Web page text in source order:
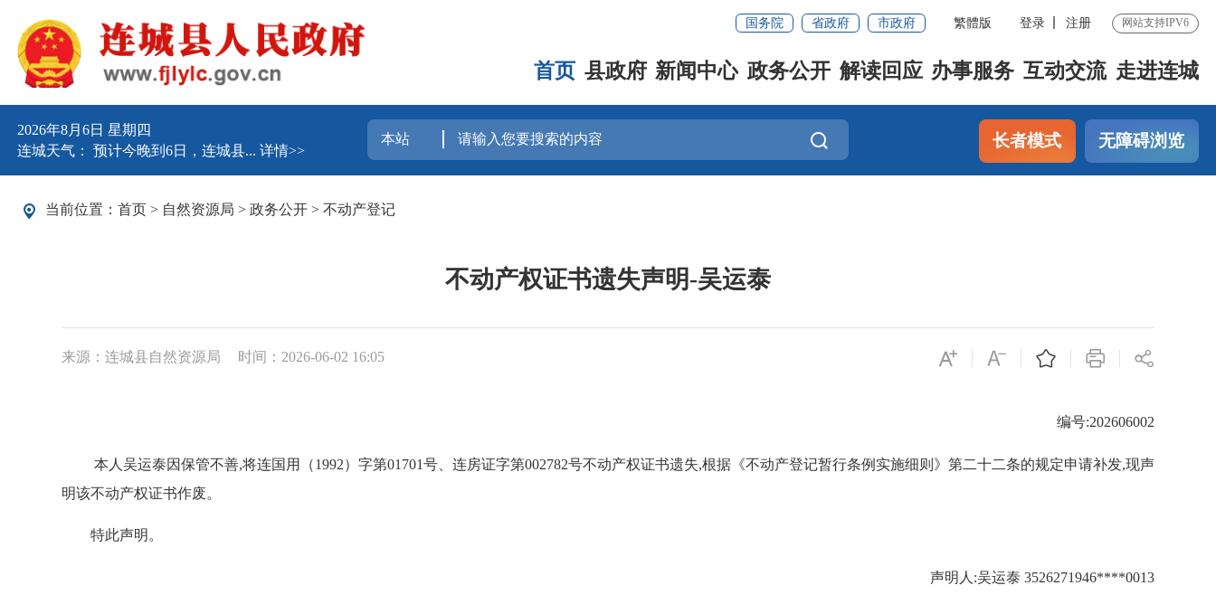
国务院 省政府 市政府 繁體版 登录 注册 网站支持IPV6
首页 县政府 新闻中心 政务公开 解读回应 办事服务 互动交流 走进连城
2026年8月6日 星期四
连城天气： 预计今晚到6日，连城县...详情>>
长者模式 无障碍浏览
当前位置： 首页 > 自然资源局 > 政务公开 > 不动产登记
不动产权证书遗失声明-吴运泰
来源：连城县自然资源局 时间：2026-06-02 16:05
编号:202606002
本人吴运泰因保管不善,将连国用（1992）字第01701号、连房证字第002782号不动产权证书遗失,根据《不动产登记暂行条例实施细则》第二十二条的规定申请补发,现声
明该不动产权证书作废。
特此声明。
声明人:吴运泰 3526271946****0013